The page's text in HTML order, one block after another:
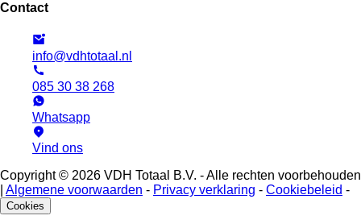
Contact
info@vdhtotaal.nl
085 30 38 268
Whatsapp
Vind ons
Copyright © 2026 VDH Totaal B.V. - Alle rechten voorbehouden
Algemene voorwaarden - Privacy verklaring - Cookiebeleid -
Cookies